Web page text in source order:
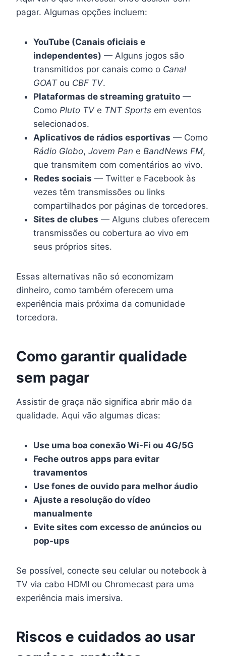
pagar. Algumas opções incluem:
YouTube (Canais oficiais e
independentes) — Alguns jogos são
transmitidos por canais como o Canal
GOATou CBF TV.
Plataformas de streaming gratuito —
Como Pluto TV e TNT Sports em eventos
selecionados.
Aplicativos de rádios esportivas — Como
Rádio Globo, Jovem Pan e BandNews FM,
que transmitem com comentários ao vivo.
Redes sociais — Twitter e Facebook às
vezes têm transmissões ou links
compartilhados por páginas de torcedores.
Sites de clubes — Alguns clubes oferecem
transmissões ou cobertura ao vivo em
seus próprios sites.
Essas alternativas não só economizam
dinheiro, como também oferecem uma
experiência mais próxima da comunidade
torcedora.
Como garantir qualidade
sem pagar
Assistir de graça não significa abrir mão da
qualidade. Aqui vão algumas dicas:
Use uma boa conexão Wi-Fi ou 4G/5G
Feche outros apps para evitar
travamentos
Use fones de ouvido para melhor áudio
Ajuste a resolução do vídeo
manualmente
Evite sites com excesso de anúncios ou
pop-ups
Se possível, conecte seu celular ou notebook à
TV via cabo HDMI ou Chromecast para uma
experiência mais imersiva.
Riscos e cuidados ao usar